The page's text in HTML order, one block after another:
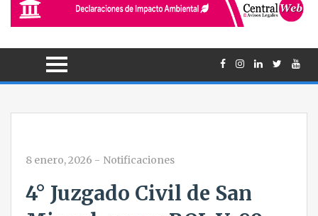
8 enero, 2026 - Notificaciones
4° Juzgado Civil de San